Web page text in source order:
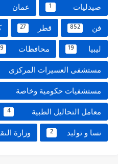
صيدليات 1 عمان
فن 852 قطر 27
ليبيا 19 محافظات
مستشفى العسيرات المركزى
مستشفيات حكومية وخاصة
معامل التحاليل الطبية 4
نسا و توليد 2 وزارة